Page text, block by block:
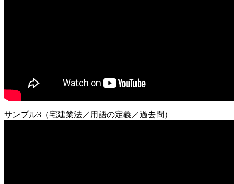
サンプル3（宅建業法／用語の定義／過去問）